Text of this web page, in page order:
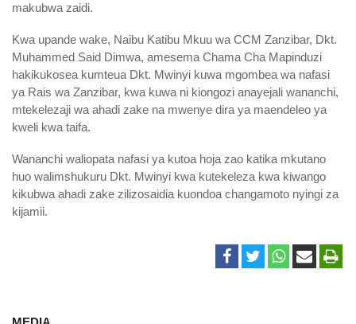
makubwa zaidi.
Kwa upande wake, Naibu Katibu Mkuu wa CCM Zanzibar, Dkt.
Muhammed Said Dimwa, amesema Chama Cha Mapinduzi
hakikukosea kumteua Dkt. Mwinyi kuwa mgombea wa nafasi
ya Rais wa Zanzibar, kwa kuwa ni kiongozi anayejali wananchi,
mtekelezaji wa ahadi zake na mwenye dira ya maendeleo ya
kweli kwa taifa.
Wananchi waliopata nafasi ya kutoa hoja zao katika mkutano
huo walimshukuru Dkt. Mwinyi kwa kutekeleza kwa kiwango
kikubwa ahadi zake zilizosaidia kuondoa changamoto nyingi za
kijamii.